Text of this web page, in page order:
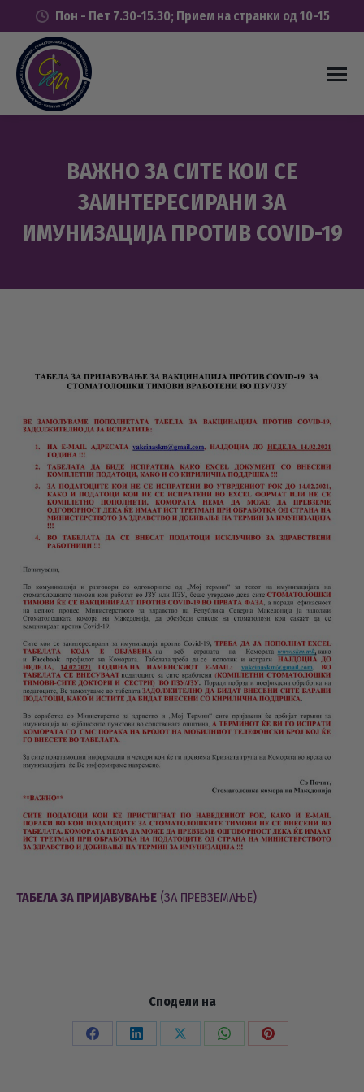
Пон - Пет 7.30-15.30; Прием на странки од 10-15
ВАЖНО ЗА СИТЕ КОИ СЕ
ЗАИНТЕРЕСИРАНИ ЗА
ИМУНИЗАЦИЈА ПРОТИВ COVID-19
ТАБЕЛА ЗА ПРИЈАВУВАЊЕ (ЗА ПРЕВЗЕМАЊЕ)
Сподели на
Share
Share
Share
Share
Share